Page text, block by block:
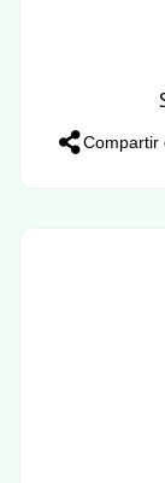
Compartir